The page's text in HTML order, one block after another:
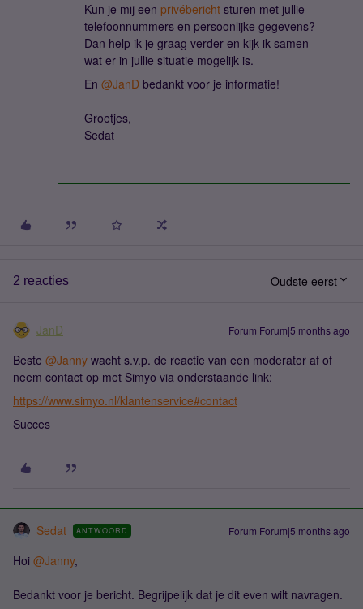
Kun je mij een privébericht sturen met jullie
telefoonnummers en persoonlijke gegevens?
Dan help ik je graag verder en kijk ik samen
wat er in jullie situatie mogelijk is.
En ​ @JanD bedankt voor je informatie!
Groetjes,
Sedat
2 reacties Oudste eerst
JanD Forum|Forum|5 months ago
Beste ​ @Janny wacht s.v.p. de reactie van een moderator af of
neem contact op met Simyo via onderstaande link:
https://www.simyo.nl/klantenservice#contact
Succes
Sedat ANTWOORD Forum|Forum|5 months ago
Hoi ​ @Janny,
Bedankt voor je bericht. Begrijpelijk dat je dit even wilt navragen.